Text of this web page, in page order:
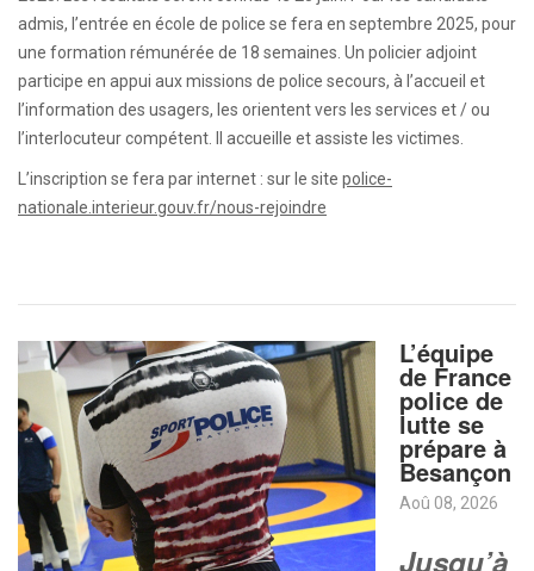
admis, l’entrée en école de police se fera en septembre 2025, pour
une formation rémunérée de 18 semaines. Un policier adjoint
participe en appui aux missions de police secours, à l’accueil et
l’information des usagers, les orientent vers les services et / ou
l’interlocuteur compétent. Il accueille et assiste les victimes.
L’inscription se fera par internet : sur le site police-
nationale.interieur.gouv.fr/nous-rejoindre
L’équipe
de France
police de
lutte se
prépare à
Besançon
Aoû 08, 2026
Jusqu’à